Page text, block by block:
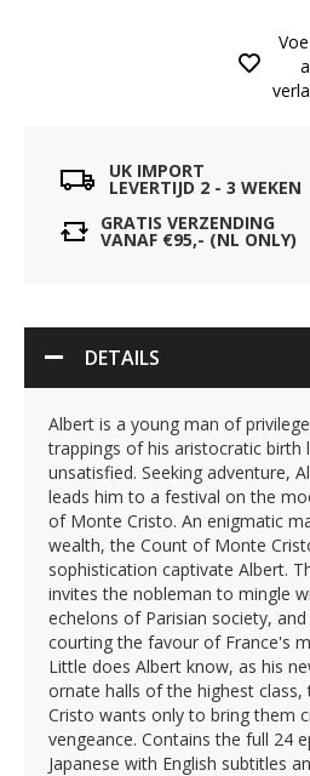
UK IMPORT
LEVERTIJD 2 - 3 WEKEN
GRATIS VERZENDING
VANAF €95,- (NL ONLY)
DETAILS
Albert is a young man of
trappings of his aristocratic birth
unsatisfied. Seeking adventure,
leads him to a festival on the
of Monte Cristo. An enigmatic
wealth, the Count of Monte
sophistication captivate Albert.
invites the nobleman to mingle
echelons of Parisian society,
courting the favour of France's
Little does Albert know, as his
ornate halls of the highest
Cristo wants only to bring them
vengeance. Contains the full 24
Japanese with English subtitles